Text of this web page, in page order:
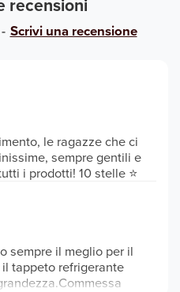
recensioni
- Scrivi una recensione
le ragazze che ci
sempre gentili e
i prodotti! 10 stelle ⭐️
sempre il meglio per il
tappeto refrigerante